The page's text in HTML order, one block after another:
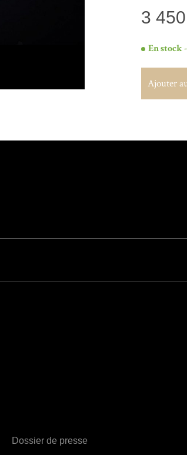
3
En stock
Ajouter
Ajouter
Dossier de presse